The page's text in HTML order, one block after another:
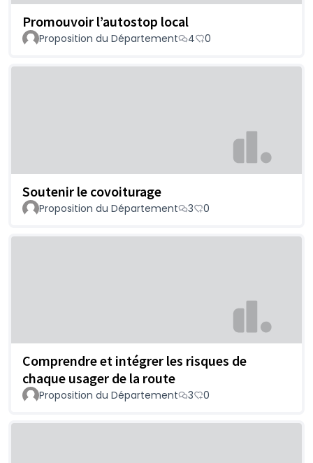
Promouvoir l’autostop local
Proposition du Département 4 0
Soutenir le covoiturage
Proposition du Département 3 0
Comprendre et intégrer les risques de
chaque usager de la route
Proposition du Département 3 0